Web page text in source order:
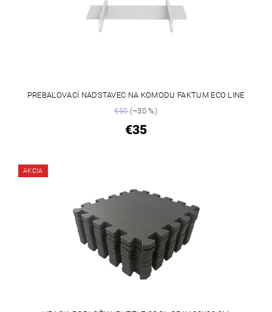
PREBAĽOVACÍ NADSTAVEC NA KOMODU FAKTUM ECO LINE
€50(–30 %)
€35
AKCIA